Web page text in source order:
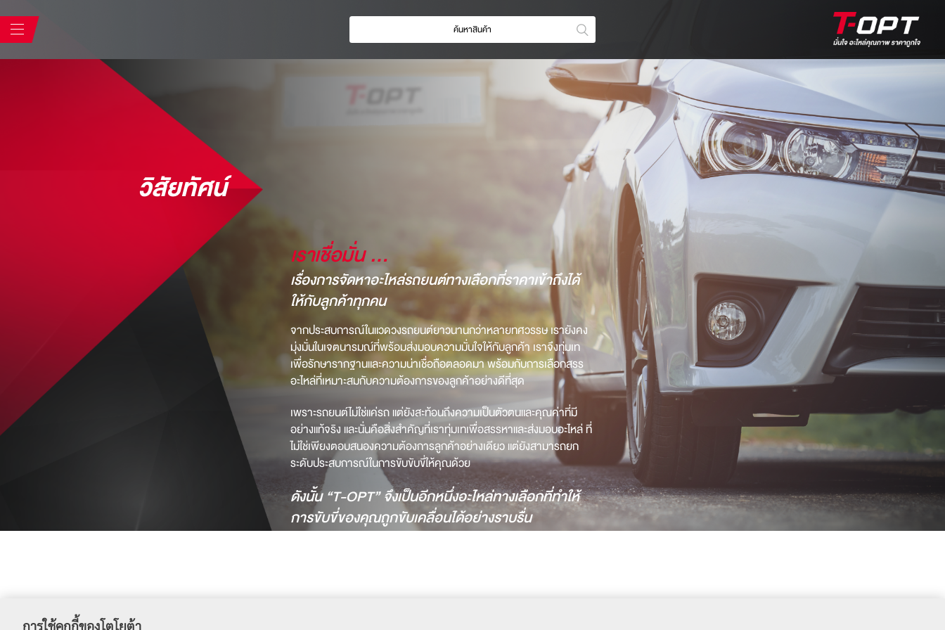
วิสัยทัศน์
เราเชื่อมั่น ...
เรื่องการจัดหาอะไหล่รถยนต์ทางเลือกที่ราคาเข้าถึงได้
ให้กับลูกค้าทุกคน
จากประสบการณ์ในแวดวงรถยนต์ยาวนานกว่าหลายทศวรรษ เรายังคง
มุ่งมั่นในเจตนารมณ์ที่พร้อมส่งมอบความมั่นใจให้กับลูกค้า เราจึงทุ่มเท
เพื่อรักษารากฐานและความน่าเชื่อถือตลอดมา พร้อมกับการเลือกสรร
อะไหล่ที่เหมาะสมกับความต้องการของลูกค้าอย่างดีที่สุด
เพราะรถยนต์ไม่ใช่แค่รถ แต่ยังสะท้อนถึงความเป็นตัวตนและคุณค่าที่มี
อย่างแท้จริง และนั่นคือสิ่งสำคัญที่เราทุ่มเทเพื่อสรรหาและส่งมอบอะไหล่ ที่
ไม่ใช่เพียงตอบสนองความต้องการลูกค้าอย่างเดียว แต่ยังสามารถยก
ระดับประสบการณ์ในการขับขับขี่ให้คุณด้วย
ดังนั้น “T-OPT” จึงเป็นอีกหนึ่งอะไหล่ทางเลือกที่ทำให้
การขับขี่ของคุณถูกขับเคลื่อนได้อย่างราบรื่น
การใช้คุกกี้ของโตโยต้า